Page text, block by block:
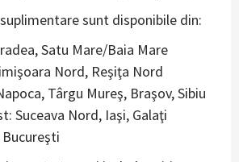
sunt disponibile din:
Satu Mare/Baia Mare
Nord, Reşiţa Nord
Târgu Mureş, Braşov, Sibiu
Suceava Nord, Iaşi, Galaţi
Bucureşti